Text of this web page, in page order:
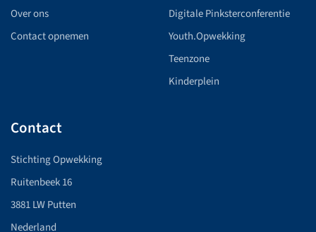
Over ons
Contact opnemen
Digitale Pinksterconferentie
Youth.Opwekking
Teenzone
Kinderplein
Contact
Stichting Opwekking
Ruitenbeek 16
3881 LW Putten
Nederland